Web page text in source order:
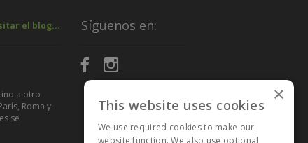
el blog...
a otro
Roma y
se
Síguenos en:
×
This website uses cookies
We use required cookies to make our
website function. We also use optional